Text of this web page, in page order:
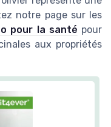
notre page sur les
pour la santé pour
aux propriétés